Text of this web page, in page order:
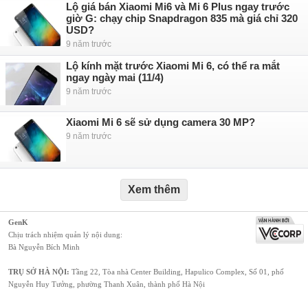
Lộ giá bán Xiaomi Mi6 và Mi 6 Plus ngay trước
giờ G: chạy chip Snapdragon 835 mà giá chỉ 320
USD?
9 năm trước
Lộ kính mặt trước Xiaomi Mi 6, có thể ra mắt
ngay ngày mai (11/4)
9 năm trước
Xiaomi Mi 6 sẽ sử dụng camera 30 MP?
9 năm trước
Xem thêm
GenK
Chịu trách nhiệm quản lý nội dung:
Bà Nguyễn Bích Minh
TRỤ SỞ HÀ NỘI: Tầng 22, Tòa nhà Center Building, Hapulico Complex, Số 01, phố
Nguyễn Huy Tưởng, phường Thanh Xuân, thành phố Hà Nội